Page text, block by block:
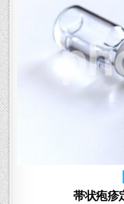
帯状疱疹